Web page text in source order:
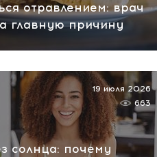
отравлением: врач
главную причину
солнца: почему
19 июля 2026
663